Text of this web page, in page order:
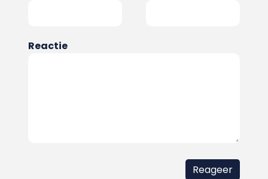
Reactie